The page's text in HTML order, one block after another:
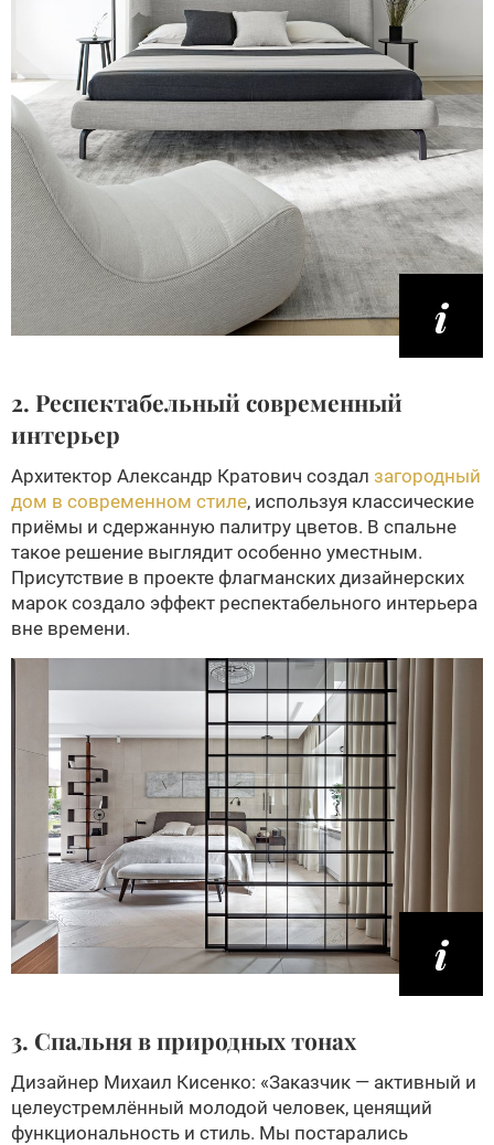
2. Респектабельный современный
интерьер
Архитектор Александр Кратович создал загородный
дом в современном стиле, используя классические
приёмы и сдержанную палитру цветов. В спальне
такое решение выглядит особенно уместным.
Присутствие в проекте флагманских дизайнерских
марок создало эффект респектабельного интерьера
вне времени.
3. Спальня в природных тонах
Дизайнер Михаил Кисенко: «Заказчик — активный и
целеустремлённый молодой человек, ценящий
функциональность и стиль. Мы постарались